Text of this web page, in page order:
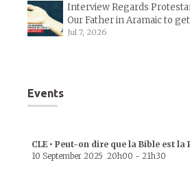
Interview Regards
Our Father in Aramaic to
Jul 7, 2026
Events
CLE • Peut-on dire que la Bible est la
10 September 2025 20h00 - 21h30